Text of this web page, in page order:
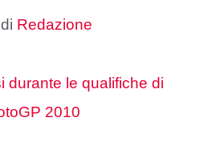
di Redazione